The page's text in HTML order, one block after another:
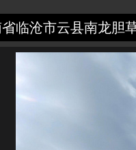
临沧市云县南龙胆